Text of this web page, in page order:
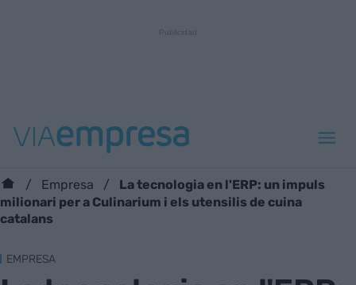
Empresa
La tecnologia en l'ERP: un impuls
milionari per a Culinarium i els utensilis de cuina
catalans
EMPRESA